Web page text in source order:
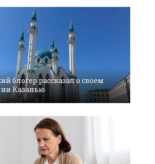
блогер рассказал о своем
Казанью